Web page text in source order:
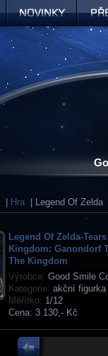
Hra | Legend Of Zelda
Legend Of Zelda-
Kingdom: Ganondorf
The Kingdom
Výrobce: Good Smile
Kategorie: akční figurka
Měřítko: 1/12
Cena: 3 130,- Kč